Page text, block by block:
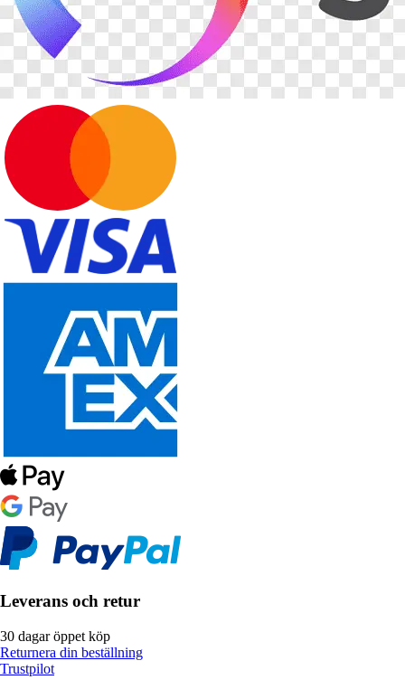
Leverans och retur
30 dagar öppet köp
Returnera din beställning
Trustpilot